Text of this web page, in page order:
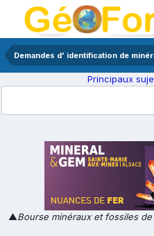
Demandes d' identification de
Principaux
▲Bourse minéraux et fossiles